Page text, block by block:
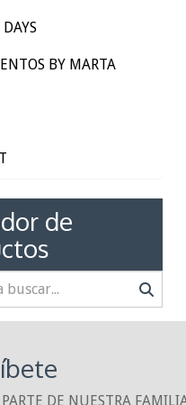
BY MARTA
de
DE NUESTRA